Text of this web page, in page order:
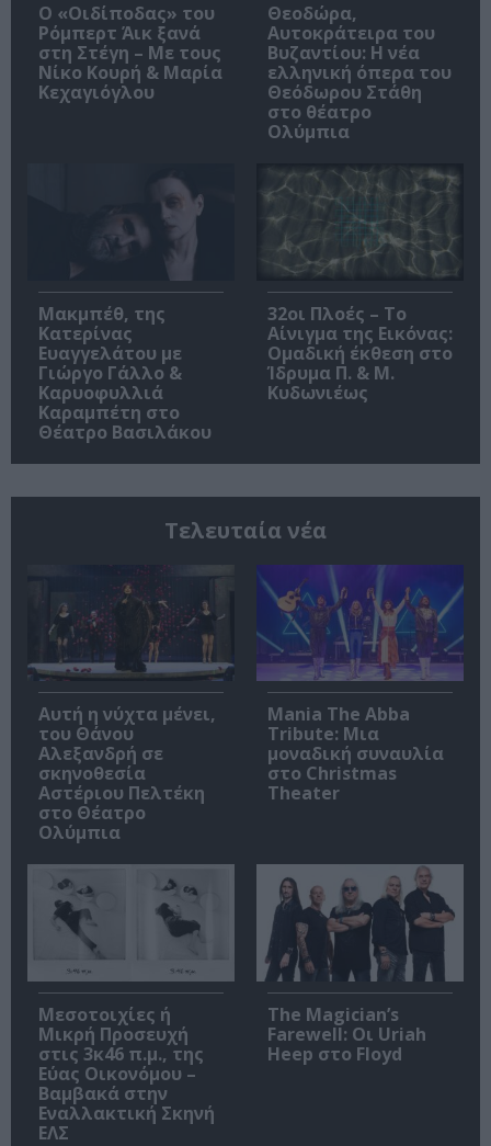
O «Οιδίποδας» του
Ρόμπερτ Άικ ξανά
στη Στέγη – Με τους
Νίκο Κουρή & Μαρία
Κεχαγιόγλου
Θεοδώρα,
Αυτοκράτειρα του
Βυζαντίου: Η νέα
ελληνική όπερα του
Θεόδωρου Στάθη
στο θέατρο
Ολύμπια
Μακμπέθ, της
Κατερίνας
Ευαγγελάτου με
Γιώργο Γάλλο &
Καρυοφυλλιά
Καραμπέτη στο
Θέατρο Βασιλάκου
32οι Πλοές – Το
Αίνιγμα της Εικόνας:
Ομαδική έκθεση στο
Ίδρυμα Π. & Μ.
Κυδωνιέως
Τελευταία νέα
Αυτή η νύχτα μένει,
του Θάνου
Αλεξανδρή σε
σκηνοθεσία
Αστέριου Πελτέκη
στο Θέατρο
Ολύμπια
Mania The Abba
Tribute: Μια
μοναδική συναυλία
στο Christmas
Theater
Μεσοτοιχίες ή
Μικρή Προσευχή
στις 3κ46 π.μ., της
Εύας Οικονόμου –
Βαμβακά στην
Εναλλακτική Σκηνή
ΕΛΣ
The Magician’s
Farewell: Οι Uriah
Heep στο Floyd